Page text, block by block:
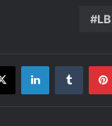
X LinkedInTumblr